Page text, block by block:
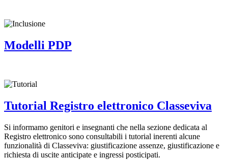
Modelli PDP
Tutorial Registro elettronico Classeviva
Si informamo genitori e insegnanti che nella sezione dedicata al
Registro elettronico sono consultabili i tutorial inerenti alcune
funzionalità di Classeviva: giustificazione assenze, giustificazione e
richiesta di uscite anticipate e ingressi posticipati.